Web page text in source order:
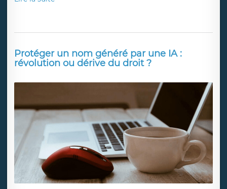
Protéger un nom généré par une IA :
révolution ou dérive du droit ?